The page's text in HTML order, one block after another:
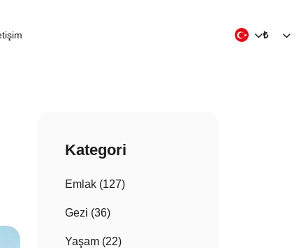
₺
Kategori
Emlak (127)
Gezi (36)
Yaşam (22)